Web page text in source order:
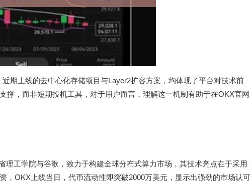
近期上线的去中心化存储项目与Layer2扩容方案，均体现了平台对技术前
撑，而非短期投机工具，对于用户而言，理解这一机制有助于在OKX官网
工学院与谷歌，致力于构建全球分布式算力市场，其技术亮点在于采用
，OKX上线当日，代币流动性即突破2000万美元，显示出强劲的市场认可